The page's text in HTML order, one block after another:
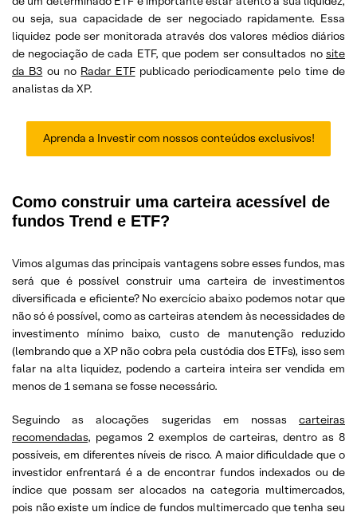
ou seja, sua capacidade de ser negociado rapidamente. Essa
liquidez pode ser monitorada através dos valores médios diários
de negociação de cada ETF, que podem ser consultados no site
da B3 ou no Radar ETFpublicado periodicamente pelo time de
analistas da XP.
Aprenda a Investir com nossos conteúdos exclusivos!
Como construir uma carteira acessível de
fundos Trend e ETF?
Vimos algumas das principais vantagens sobre esses fundos, mas
será que é possível construir uma carteira de investimentos
diversificada e eficiente? No exercício abaixo podemos notar que
não só é possível, como as carteiras atendem às necessidades de
investimento mínimo baixo, custo de manutenção reduzido
(lembrando que a XP não cobra pela custódia dos ETFs), isso sem
falar na alta liquidez, podendo a carteira inteira ser vendida em
menos de 1 semana se fosse necessário.
Seguindo as alocações sugeridas em nossas carteiras
recomendadas, pegamos 2 exemplos de carteiras, dentro as 8
possíveis, em diferentes níveis de risco. A maior dificuldade que o
investidor enfrentará é a de encontrar fundos indexados ou de
índice que possam ser alocados na categoria multimercados,
pois não existe um índice de fundos multimercado que tenha seu